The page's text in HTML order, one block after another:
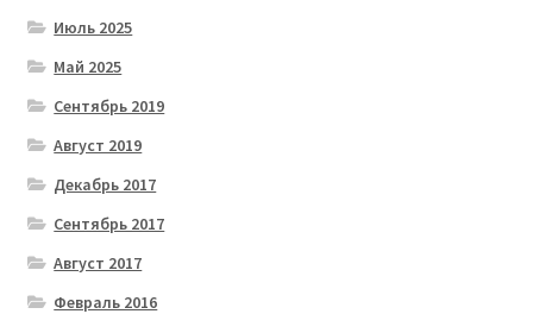
Июль 2025
Май 2025
Сентябрь 2019
Август 2019
Декабрь 2017
Сентябрь 2017
Август 2017
Февраль 2016